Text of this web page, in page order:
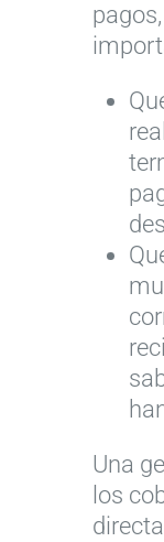
Una
los